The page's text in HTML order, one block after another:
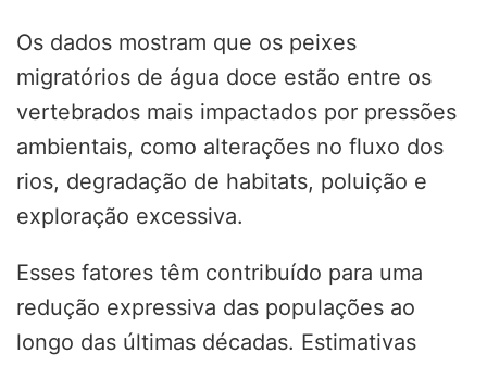
Os dados mostram que os peixes
migratórios de água doce estão entre os
vertebrados mais impactados por pressões
ambientais, como alterações no fluxo dos
rios, degradação de habitats, poluição e
exploração excessiva.
Esses fatores têm contribuído para uma
redução expressiva das populações ao
longo das últimas décadas. Estimativas